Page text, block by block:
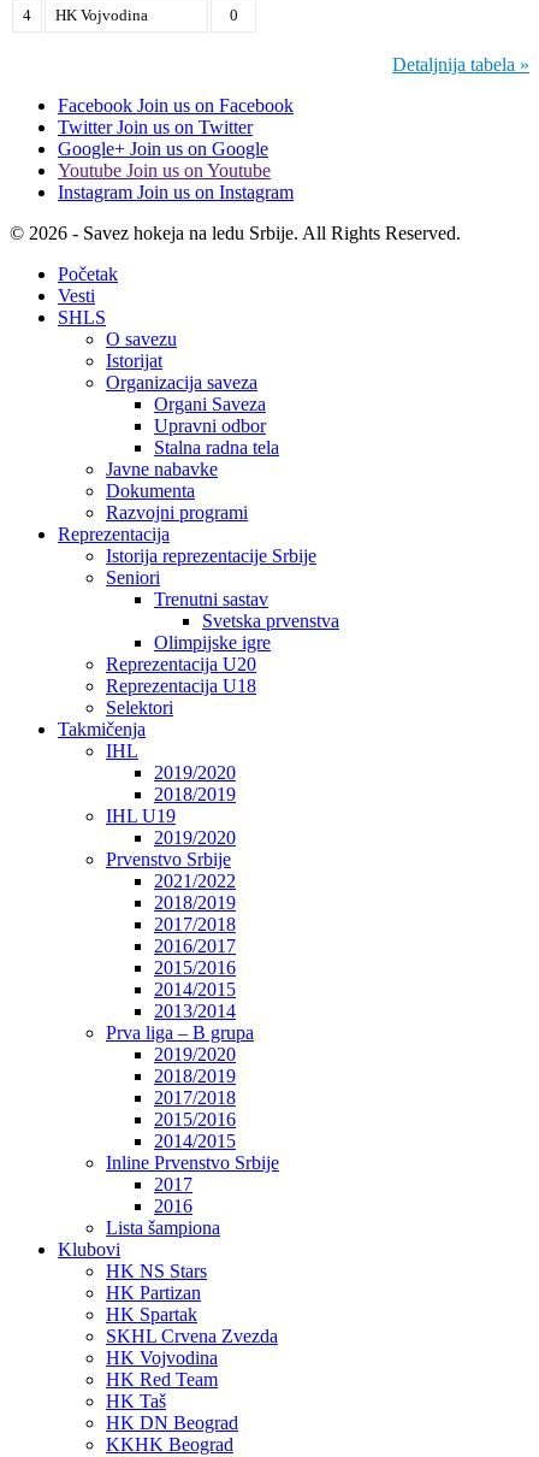
4
HK Vojvodina 0
Detaljnija tabela »
Facebook Join us on Facebook
Twitter Join us on Twitter
Google+ Join us on Google
Youtube Join us on Youtube
Instagram Join us on Instagram
© 2026 - Savez hokeja na ledu Srbije. All Rights Reserved.
Početak
Vesti
SHLS
O savezu
Istorijat
Organizacija saveza
Organi Saveza
Upravni odbor
Stalna radna tela
Javne nabavke
Dokumenta
Razvojni programi
Reprezentacija
Istorija reprezentacije Srbije
Seniori
Trenutni sastav
Svetska prvenstva
Olimpijske igre
Reprezentacija U20
Reprezentacija U18
Selektori
Takmičenja
IHL
2019/2020
2018/2019
IHL U19
2019/2020
Prvenstvo Srbije
2021/2022
2018/2019
2017/2018
2016/2017
2015/2016
2014/2015
2013/2014
Prva liga – B grupa
2019/2020
2018/2019
2017/2018
2015/2016
2014/2015
Inline Prvenstvo Srbije
2017
2016
Lista šampiona
Klubovi
HK NS Stars
HK Partizan
HK Spartak
SKHL Crvena Zvezda
HK Vojvodina
HK Red Team
HK Taš
HK DN Beograd
KKHK Beograd